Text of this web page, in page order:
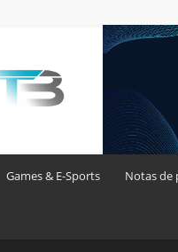
Games & E-Sports Notas de